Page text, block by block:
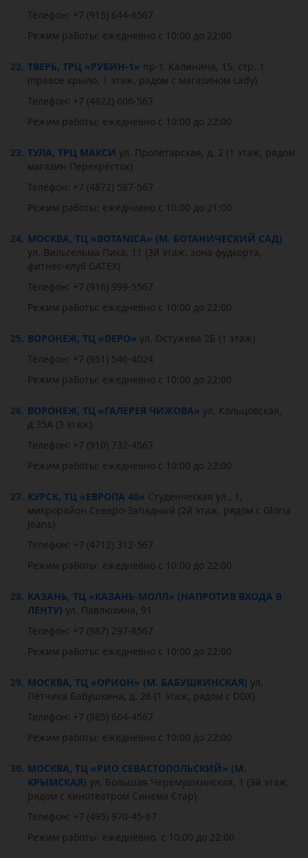
Телефон: +7 (915) 644-6567
Режим работы: ежедневно с 10:00 до 22:00
22. ТВЕРЬ, ТРЦ «РУБИН-1» пр-т. Калинина, 15, стр. 1
(правое крыло, 1 этаж, рядом с магазином Lady)
Телефон: +7 (4822) 606-567
Режим работы: ежедневно с 10:00 до 22:00
23. ТУЛА, ТРЦ МАКСИ ул. Пролетарская, д. 2 (1 этаж, рядом
магазин Перекрёсток)
Телефон: +7 (4872) 587-567
Режим работы: ежедневно с 10:00 до 21:00
24. МОСКВА, ТЦ «BOTANICA» (М. БОТАНИЧЕСКИЙ САД)
ул. Вильгельма Пика, 11 (3й этаж, зона фудкорта,
фитнес-клуб GATEX)
Телефон: +7 (916) 999-5567
Режим работы: ежедневно с 10:00 до 22:00
25. ВОРОНЕЖ, ТЦ «DEPO» ул. Остужева 2Б (1 этаж)
Телефон: +7 (951) 546-4024
Режим работы: ежедневно с 10:00 до 22:00
26. ВОРОНЕЖ, ТЦ «ГАЛЕРЕЯ ЧИЖОВА» ул. Кольцовская,
д.35А (3 этаж)
Телефон: +7 (910) 732-4567
Режим работы: ежедневно с 10:00 до 22:00
27. КУРСК, ТЦ «ЕВРОПА 40» Студенческая ул., 1,
микрорайон Северо-Западный (2й этаж, рядом с Gloria
Jeans)
Телефон: +7 (4712) 312-567
Режим работы: ежедневно с 10:00 до 22:00
28. КАЗАНЬ, ТЦ «КАЗАНЬ-МОЛЛ» (НАПРОТИВ ВХОДА В
ЛЕНТУ) ул. Павлюхина, 91
Телефон: +7 (987) 297-8567
Режим работы: ежедневно с 10:00 до 22:00
29. МОСКВА, ТЦ «ОРИОН» (М. БАБУШКИНСКАЯ) ул.
Лётчика Бабушкина, д. 26 (1 этаж, рядом с DDX)
Телефон: +7 (985) 664-4567
Режим работы: ежедневно с 10:00 до 22:00
30. МОСКВА, ТЦ «РИО СЕВАСТОПОЛЬСКИЙ» (М.
КРЫМСКАЯ) ул. Большая Черемушкинская, 1 (3й этаж,
рядом с кинотеатром Синема Стар)
Телефон: +7 (495) 970-45-67
Режим работы: ежедневно, с 10:00 до 22:00